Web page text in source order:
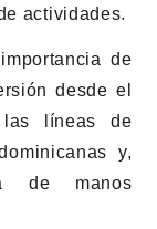
actividades.
de
desde el
las líneas de
y,
de manos